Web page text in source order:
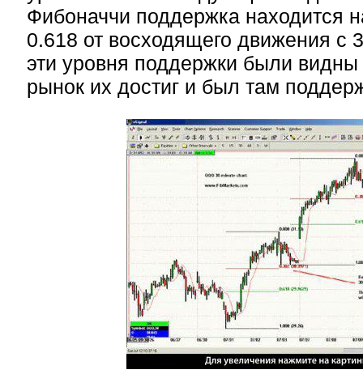
Фибоначчи поддержка находится
0.618 от восходящего движения с
эти уровня поддержки были видны
рынок их достиг и был там